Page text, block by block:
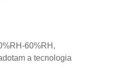
60%RH,
a tecnologia